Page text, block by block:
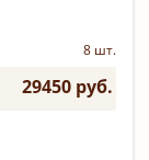
8 шт.
29450 руб.